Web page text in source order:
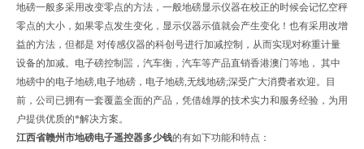
地磅一般多采用改变零点的方法，一般地磅显示仪器在校正的时候会记忆空秤
零点的大小，如果零点发生变化，显示仪器示值就会产生变化！也有采用改增
益的方法，但都是 对传感仪器的科创号进行加减控制，从而实现对称重计量
设备的加减。电子磅控制噐，汽车衡，汽车等产品直销香港澳门等地， 其中
地磅中的电子地磅,电子地磅，电子地磅,无线地磅;深受广大消费者欢迎。目
前，公司已拥有一套覆盖全面的产品，凭借雄厚的技术实力和服务经验，为用
户提供优质的*解决方案。
江西省赣州市地磅电子遥控器多少钱的有如下功能和特点：